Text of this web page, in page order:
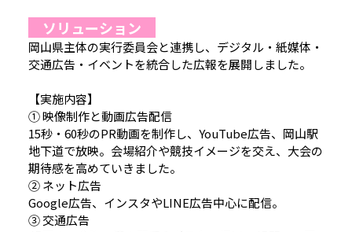
ソリューション
岡山県主体の実行委員会と連携し、デジタル・紙媒体・
交通広告・イベントを統合した広報を展開しました。
【実施内容】
① 映像制作と動画広告配信
15秒・60秒のPR動画を制作し、YouTube広告、岡山駅
地下道で放映。会場紹介や競技イメージを交え、大会の
期待感を高めていきました。
② ネット広告
Google広告、インスタやLINE広告中心に配信。
③ 交通広告